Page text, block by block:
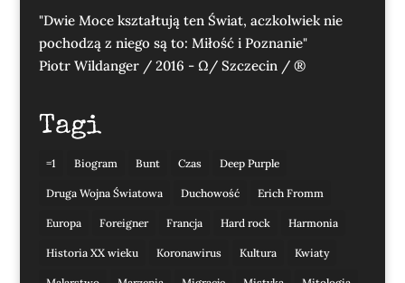
"Dwie Moce kształtują ten Świat, aczkolwiek nie
pochodzą z niego są to: Miłość i Poznanie"
Piotr Wildanger / 2016 - Ω/ Szczecin / ®
Tagi
=1 Biogram Bunt Czas Deep Purple
Druga Wojna Światowa Duchowość Erich Fromm
Europa Foreigner Francja Hard rock Harmonia
Historia XX wieku Koronawirus Kultura Kwiaty